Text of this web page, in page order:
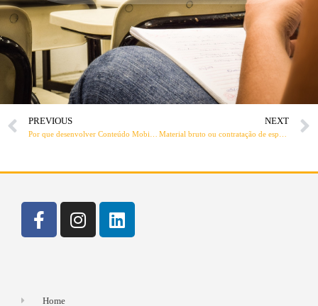
PREVIOUS NEXT
Home